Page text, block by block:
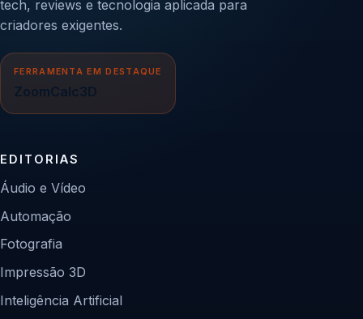
tech, reviews e tecnologia aplicada para
criadores exigentes.
FERRAMENTA EM DESTAQUE
ZoomCalc3D
EDITORIAS
Áudio e Vídeo
Automação
Fotografia
Impressão 3D
Inteligência Artificial